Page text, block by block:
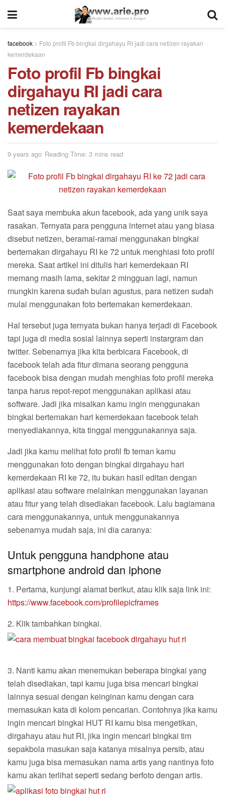
facebook > Foto profil Fb bingkai dirgahayu RI jadi cara netizen rayakan
kemerdekaan
Foto profil Fb bingkai
dirgahayu RI jadi cara
netizen rayakan
kemerdekaan
9 years ago Reading Time: 3 mins read
Saat saya membuka akun facebook, ada yang unik saya
rasakan. Ternyata para pengguna internet atau yang biasa
disebut netizen, beramai-ramai menggunakan bingkai
bertemakan dirgahayu RI ke 72 untuk menghiasi foto profil
mereka. Saat artikel ini ditulis hari kemerdekaan RI
memang masih lama, sekitar 2 mingguan lagi, namun
mungkin karena sudah bulan agustus, para netizen sudah
mulai menggunakan foto bertemakan kemerdekaan.
Hal tersebut juga ternyata bukan hanya terjadi di Facebook
tapi juga di media sosial lainnya seperti instargram dan
twitter. Sebenarnya jika kita berbicara Facebook, di
facebook telah ada fitur dimana seorang pengguna
facebook bisa dengan mudah menghias foto profil mereka
tanpa harus repot-repot menggunakan aplikasi atau
software. Jadi jika misalkan kamu ingin menggunakan
bingkai bertemakan hari kemerdekaan facebook telah
menyediakannya, kita tinggal menggunakannya saja.
Jadi jika kamu melihat foto profil fb teman kamu
menggunakan foto dengan bingkai dirgahayu hari
kemerdekaan RI ke 72, itu bukan hasil editan dengan
aplikasi atau software melainkan menggunakan layanan
atau fitur yang telah disediakan facebook. Lalu bagiamana
cara menggunakannya, untuk menggunakannya
sebenarnya mudah saja, ini dia caranya:
Untuk pengguna handphone atau
smartphone android dan iphone
1. Pertama, kunjungi alamat berikut, atau klik saja link ini:
https://www.facebook.com/profilepicframes
2. Klik tambahkan bingkai.
3. Nanti kamu akan menemukan beberapa bingkai yang
telah disediakan, tapi kamu juga bisa mencari bingkai
lainnya sesuai dengan keinginan kamu dengan cara
memasukan kata di kolom pencarian. Contohnya jika kamu
ingin mencari bingkai HUT RI kamu bisa mengetikan,
dirgahayu atau hut RI, jika ingin mencari bingkai tim
sepakbola masukan saja katanya misalnya persib, atau
kamu juga bisa memasukan nama artis yang nantinya foto
kamu akan terlihat seperti sedang berfoto dengan artis.